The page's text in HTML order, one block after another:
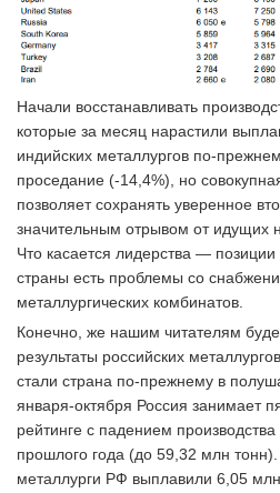
Начали восстанавливать
которые за месяц нарастили
индийских металлургов по-
проседание (-14,4%), но
позволяет сохранять уверенное
значительным отрывом от идущих
Что касается лидерства —
страны есть проблемы со
металлургических комбинатов.
Конечно, же нашим читателям
результаты российских
стали страна по-прежнему в
января-октября Россия занимает
рейтинге с падением
прошлого года (до 59,32 млн
металлурги РФ выплавили 6,05